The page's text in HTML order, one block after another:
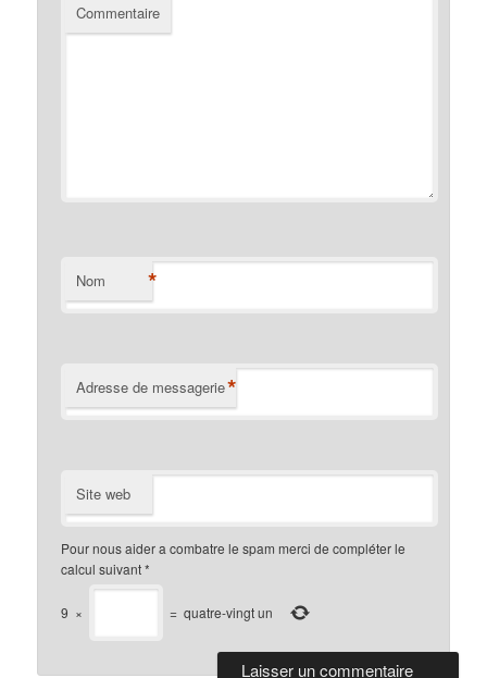
Commentaire
Nom *
Adresse de messagerie*
Site web
Pour nous aider a combatre le spam merci de compléter le
calcul suivant*
9 × = quatre-vingt un